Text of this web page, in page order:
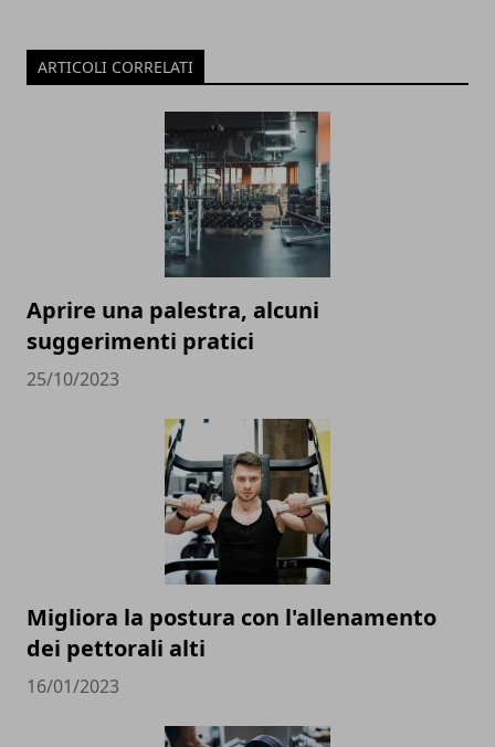
ARTICOLI CORRELATI
Aprire una palestra, alcuni
suggerimenti pratici
25/10/2023
Migliora la postura con l'allenamento
dei pettorali alti
16/01/2023